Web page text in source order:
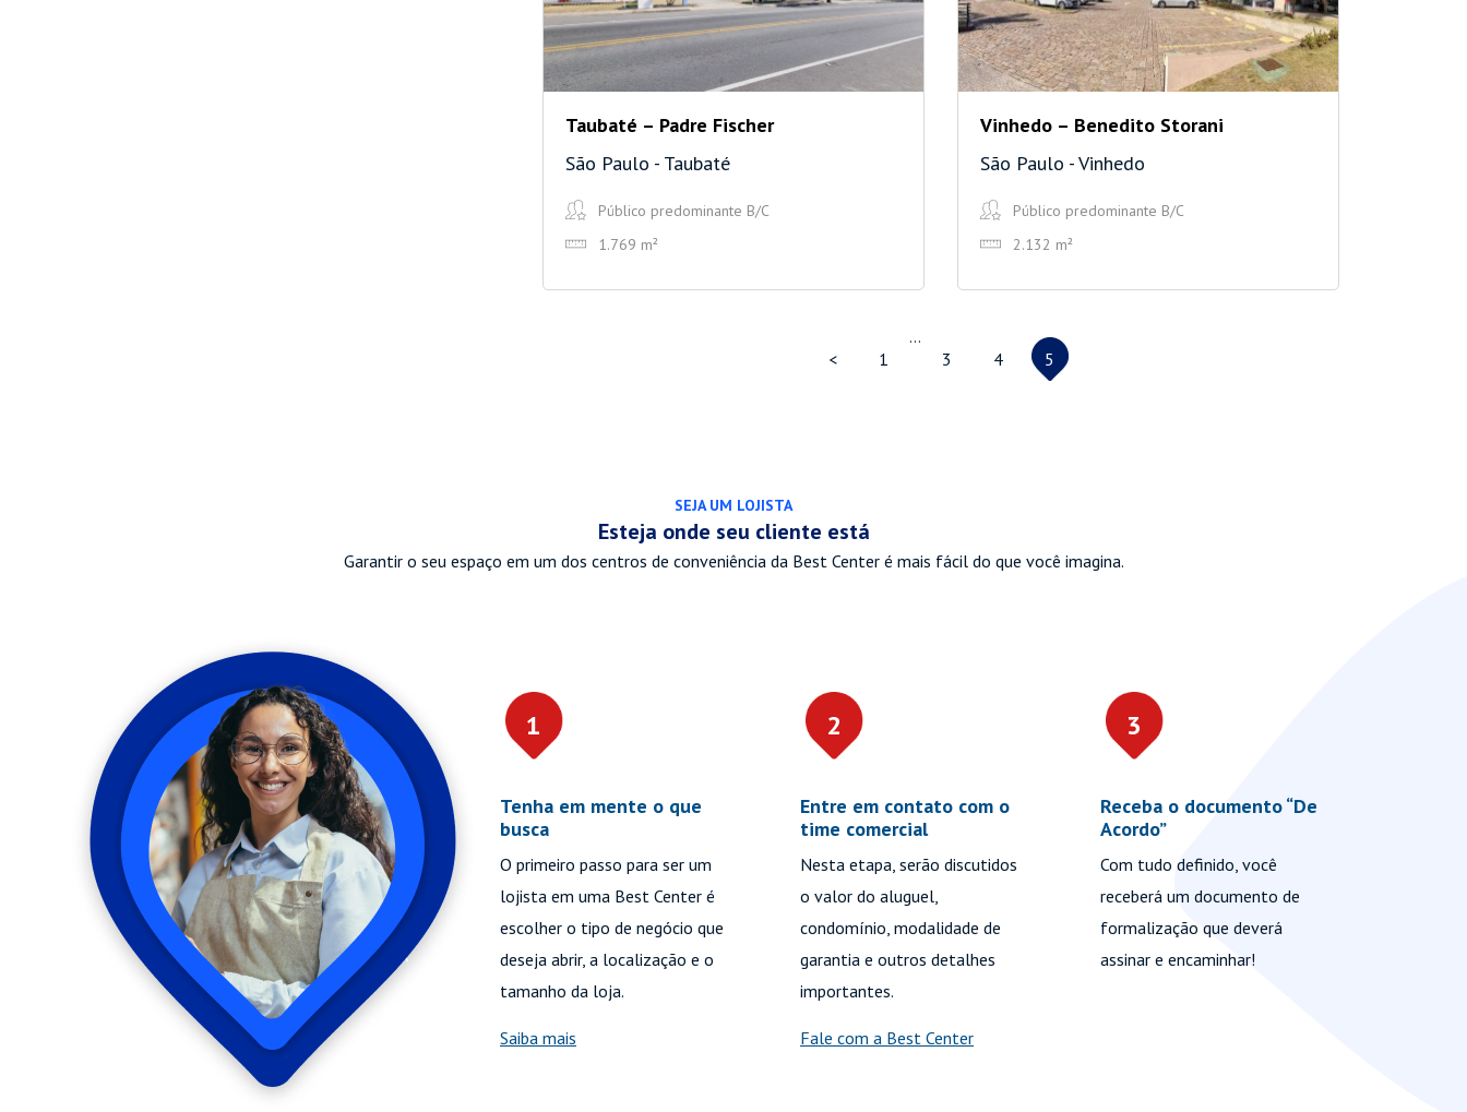
Taubaté – Padre Fischer
São Paulo - Taubaté
Público predominante B/C
1.769 m²
Vinhedo – Benedito Storani
São Paulo - Vinhedo
Público predominante B/C
2.132 m²
< 1
…
3
4 5
SEJA UM LOJISTA
Esteja onde seu cliente está
Garantir o seu espaço em um dos centros de conveniência da Best Center é mais fácil do que você imagina.
1
Tenha em mente o que
busca
O primeiro passo para ser um
lojista em uma Best Center é
escolher o tipo de negócio que
deseja abrir, a localização e o
tamanho da loja.
Saiba mais
2
Entre em contato com o
time comercial
Nesta etapa, serão discutidos
o valor do aluguel,
condomínio, modalidade de
garantia e outros detalhes
importantes.
Fale com a Best Center
3
Receba o documento “De
Acordo”
Com tudo definido, você
receberá um documento de
formalização que deverá
assinar e encaminhar!